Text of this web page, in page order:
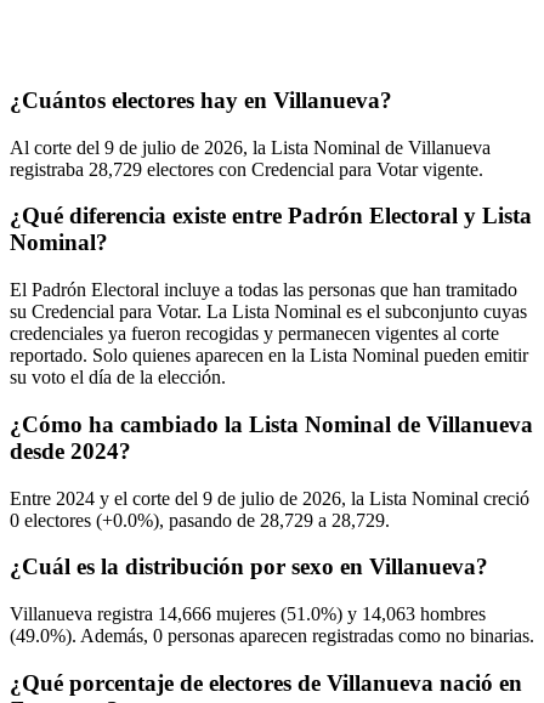
¿Cuántos electores hay en Villanueva?
Al corte del 9 de julio de 2026, la Lista Nominal de Villanueva
registraba 28,729 electores con Credencial para Votar vigente.
¿Qué diferencia existe entre Padrón Electoral y Lista
Nominal?
El Padrón Electoral incluye a todas las personas que han tramitado
su Credencial para Votar. La Lista Nominal es el subconjunto cuyas
credenciales ya fueron recogidas y permanecen vigentes al corte
reportado. Solo quienes aparecen en la Lista Nominal pueden emitir
su voto el día de la elección.
¿Cómo ha cambiado la Lista Nominal de Villanueva
desde 2024?
Entre 2024 y el corte del 9 de julio de 2026, la Lista Nominal creció
0 electores (+0.0%), pasando de 28,729 a 28,729.
¿Cuál es la distribución por sexo en Villanueva?
Villanueva registra 14,666 mujeres (51.0%) y 14,063 hombres
(49.0%). Además, 0 personas aparecen registradas como no binarias.
¿Qué porcentaje de electores de Villanueva nació en